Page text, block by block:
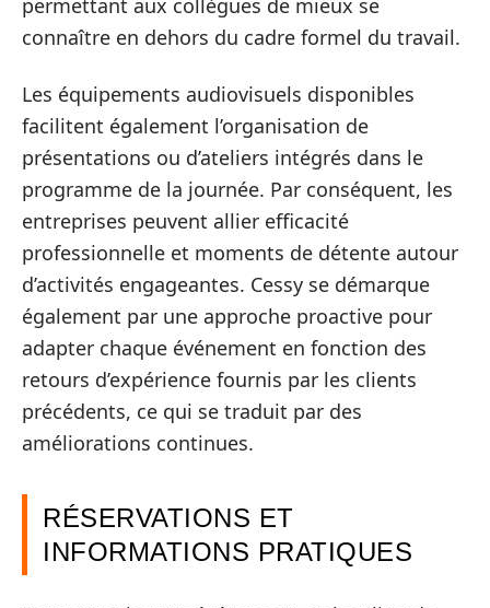
permettant aux collègues de mieux se
connaître en dehors du cadre formel du travail.
Les équipements audiovisuels disponibles
facilitent également l’organisation de
présentations ou d’ateliers intégrés dans le
programme de la journée. Par conséquent, les
entreprises peuvent allier efficacité
professionnelle et moments de détente autour
d’activités engageantes. Cessy se démarque
également par une approche proactive pour
adapter chaque événement en fonction des
retours d’expérience fournis par les clients
précédents, ce qui se traduit par des
améliorations continues.
RÉSERVATIONS ET
INFORMATIONS PRATIQUES